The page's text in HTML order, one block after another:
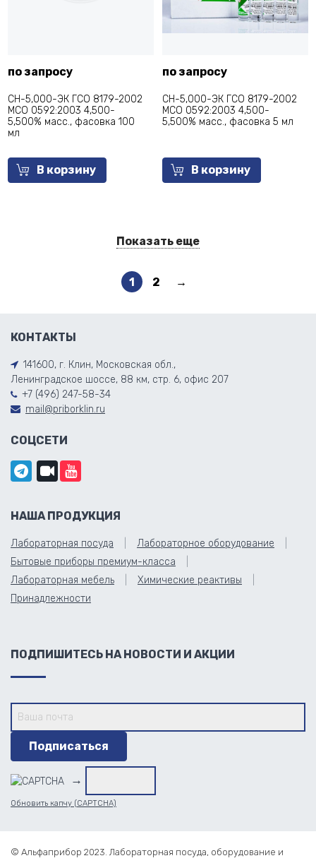
по запросу
СН-5,000-ЭК ГСО 8179-2002
МСО 0592:2003 4,500-
5,500% масс., фасовка 100
мл
В корзину
по запросу
СН-5,000-ЭК ГСО 8179-2002
МСО 0592:2003 4,500-
5,500% масс., фасовка 5 мл
В корзину
Показать еще
1 2 →
КОНТАКТЫ
141600, г. Клин, Московская обл.,
Ленинградское шоссе, 88 км, стр. 6, офис 207
+7 (496) 247-58-34
mail@priborklin.ru
СОЦСЕТИ
НАША ПРОДУКЦИЯ
Лабораторная посуда
Лабораторное оборудование
Бытовые приборы премиум-класса
Лабораторная мебель
Химические реактивы
Принадлежности
ПОДПИШИТЕСЬ НА НОВОСТИ И АКЦИИ
→
Обновить капчу (CAPTCHA)
© Альфаприбор 2023. Лабораторная посуда, оборудование и